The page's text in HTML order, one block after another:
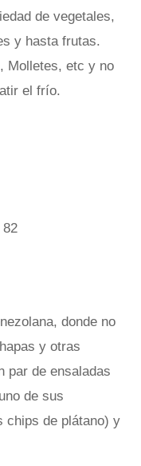
de vegetales,
y hasta frutas.
Molletes, etc y no
el frío.
82
donde no
y otras
par de ensaladas
de sus
chips de plátano) y